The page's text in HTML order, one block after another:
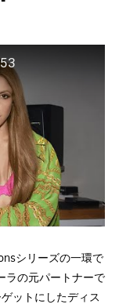
シリーズの一環で
ラの元パートナーで
ットにしたディス